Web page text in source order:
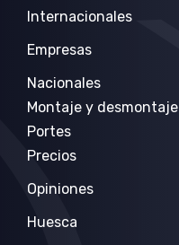
Internacionales
Empresas
Nacionales
Montaje y desmontaje
Portes
Precios
Opiniones
Huesca